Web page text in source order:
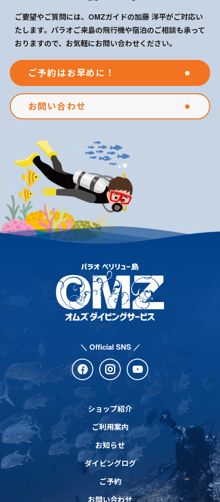
ご要望やご質問には、OMZガイドの加藤 洋平がご対応い
たします。パラオご来島の飛行機や宿泊のご相談も承って
おりますので、お気軽にお問い合わせください。
ご予約はお早めに！
お問い合わせ
＼ Official SNS ／
ショップ紹介
ご利用案内
お知らせ
ダイビングログ
ご予約
お問い合わせ